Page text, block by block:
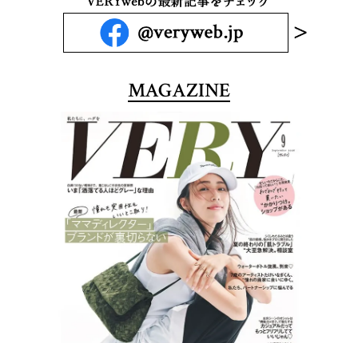
MAGAZINE